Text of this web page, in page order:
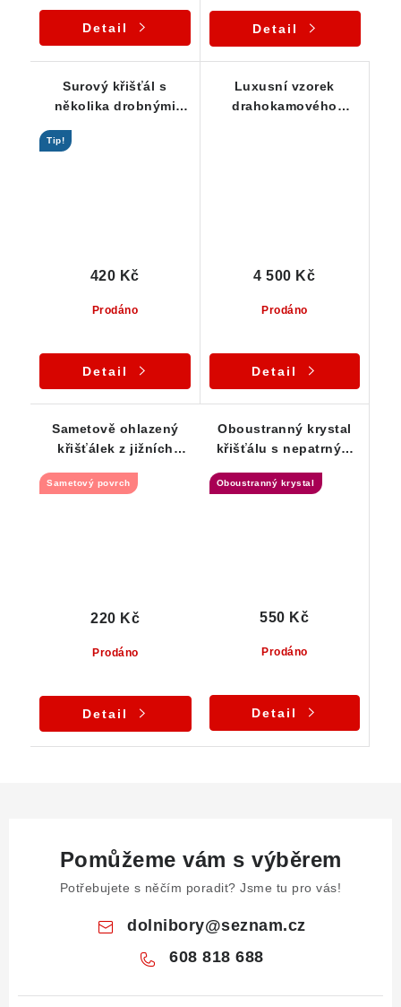
Detail Detail
Surový křišťál s
několika drobnými
Tip!
Prodáno
420 Kč
Detail
Luxusní vzorek
drahokamového
Prodáno
4 500 Kč
Detail
Sametově ohlazený
křišťálek z jižních
Sametový povrch
Prodáno
220 Kč
Detail
Oboustranný krystal
křišťálu s nepatrným
Oboustranný krystal
Prodáno
550 Kč
Detail
Pomůžeme vám s výběrem
Potřebujete s něčím poradit? Jsme tu pro vás!
dolnibory@seznam.cz
608 818 688